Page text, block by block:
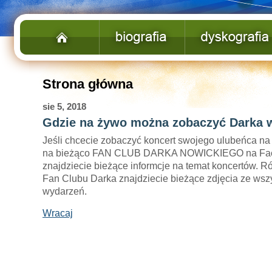
Strona główna
sie 5, 2018
Gdzie na żywo można zobaczyć Darka
Jeśli chcecie zobaczyć koncert swojego ulubeńca
na bieżąco FAN CLUB DARKA NOWICKIEGO na
znajdziecie bieżące informcje na temat koncertów.
Fan Clubu Darka znajdziecie bieżące zdjęcia ze
wydarzeń.
Wracaj